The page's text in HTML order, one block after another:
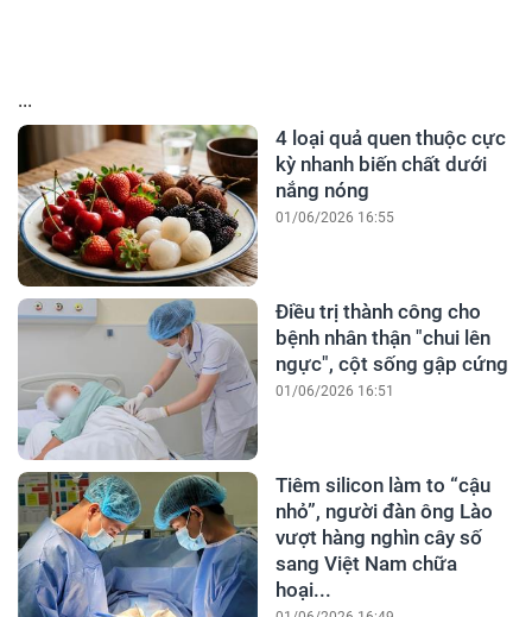
...
4 loại quả quen thuộc cực
kỳ nhanh biến chất dưới
nắng nóng
01/06/2026 16:55
Điều trị thành công cho
bệnh nhân thận "chui lên
ngực", cột sống gập cứng
01/06/2026 16:51
Tiêm silicon làm to “cậu
nhỏ”, người đàn ông Lào
vượt hàng nghìn cây số
sang Việt Nam chữa
hoại...